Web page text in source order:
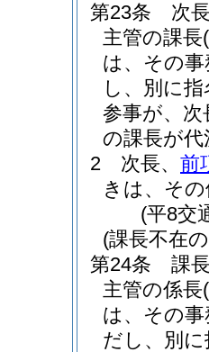
第23条
次
主管の課長
は、その
し、別に
参事が、
の課長が
2
次長、 前
きは、そ
(平8交
(課長不在
第24条
課
主管の係長
は、その
だし、別